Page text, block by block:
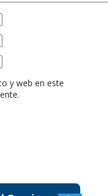
y web en este